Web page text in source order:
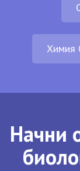
Химия
Начни